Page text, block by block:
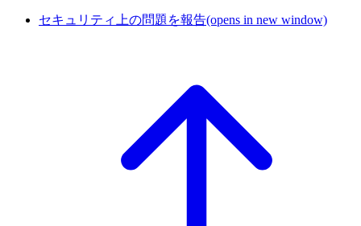
セキュリティ上の問題を報告(opens in new window)